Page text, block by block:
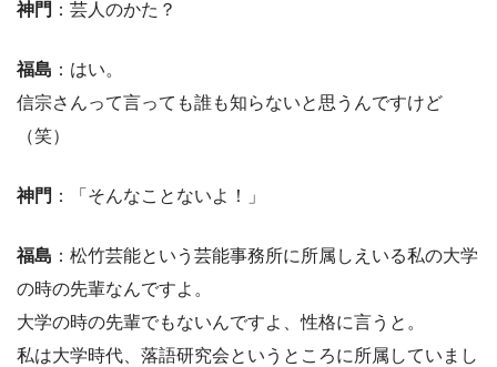
神門 ：芸人のかた？
福島 ：はい。
信宗さんって言っても誰も知らないと思うんですけど
（笑）
神門 ：「そんなことないよ！」
福島 ：松竹芸能という芸能事務所に所属しえいる私の大学
の時の先輩なんですよ。
大学の時の先輩でもないんですよ、性格に言うと。
私は大学時代、落語研究会というところに所属していまし